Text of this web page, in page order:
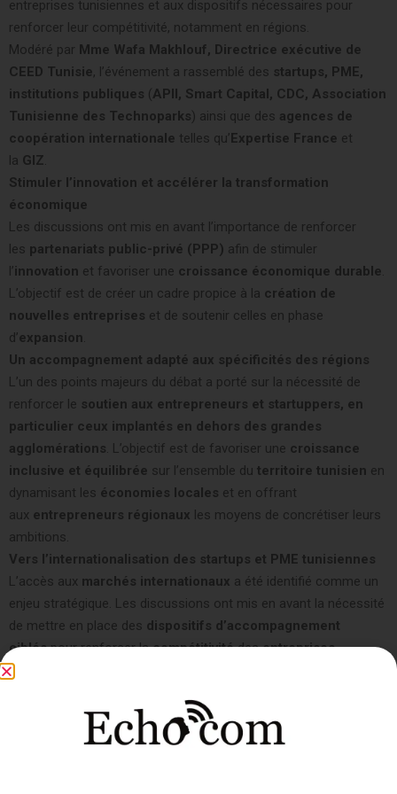
entreprises tunisiennes et aux dispositifs nécessaires pour
renforcer leur compétitivité, notamment en régions.
Modéré par Mme Wafa Makhlouf, Directrice exécutive de
CEED Tunisie, l’événement a rassemblé des startups, PME,
institutions publiques (APII, Smart Capital, CDC, Association
Tunisienne des Technoparks) ainsi que des agences de
coopération internationale telles qu’Expertise France et
la GIZ.
Stimuler l’innovation et accélérer la transformation
économique
Les discussions ont mis en avant l’importance de renforcer
les partenariats public-privé (PPP) afin de stimuler
l’innovation et favoriser une croissance économique durable.
L’objectif est de créer un cadre propice à la création de
nouvelles entreprises et de soutenir celles en phase
d’expansion.
Un accompagnement adapté aux spécificités des régions
L’un des points majeurs du débat a porté sur la nécessité de
renforcer le soutien aux entrepreneurs et startuppers, en
particulier ceux implantés en dehors des grandes
agglomérations. L’objectif est de favoriser une croissance
inclusive et équilibrée sur l’ensemble du territoire tunisien en
dynamisant les économies locales et en offrant
aux entrepreneurs régionaux les moyens de concrétiser leurs
ambitions.
Vers l’internationalisation des startups et PME tunisiennes
L’accès aux marchés internationaux a été identifié comme un
enjeu stratégique. Les discussions ont mis en avant la nécessité
de mettre en place des dispositifs d’accompagnement
cibléspour renforcer lacompétitivitédesentreprises
tunisiennes
Un accompagnement post-création pour assurer la
pérennité des entreprises